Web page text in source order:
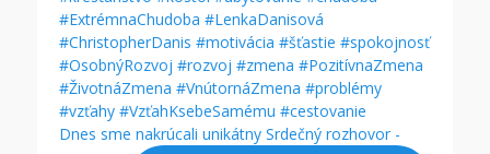
Dnes sme nakrúcali unikátny Srdečný rozhovor -